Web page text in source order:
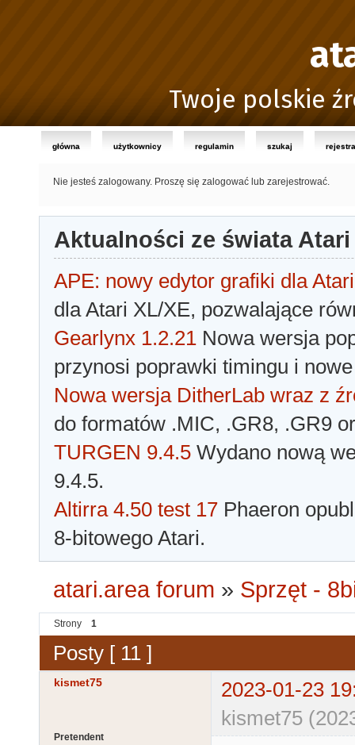
Twoje polskie
główna użytkownicy regulamin szukaj
Nie jesteś zalogowany. Proszę się zalogować lub zarejestrować.
Aktualności ze świata Atari
APE: nowy edytor grafiki dla Atari
dla Atari XL/XE, pozwalające
Gearlynx 1.2.21 Nowa wersja
przynosi poprawki timingu i
Nowa wersja DitherLab wraz z
do formatów .MIC, .GR8, .GR9
TURGEN 9.4.5 Wydano nową
9.4.5.
Altirra 4.50 test 17 Phaeron
8-bitowego Atari.
atari.area forum » Sprzęt -
Strony 1
Posty [ 11 ]
kismet75
2023-01-23
kismet75
Pretendent